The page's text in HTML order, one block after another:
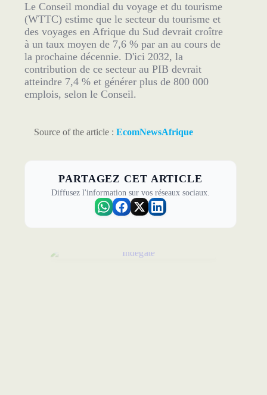
Le Conseil mondial du voyage et du tourisme
(WTTC) estime que le secteur du tourisme et
des voyages en Afrique du Sud devrait croître
à un taux moyen de 7,6 % par an au cours de
la prochaine décennie. D'ici 2032, la
contribution de ce secteur au PIB devrait
atteindre 7,4 % et générer plus de 800 000
emplois, selon le Conseil.
Source of the article : EcomNewsAfrique
PARTAGEZ CET ARTICLE
Diffusez l'information sur vos réseaux sociaux.